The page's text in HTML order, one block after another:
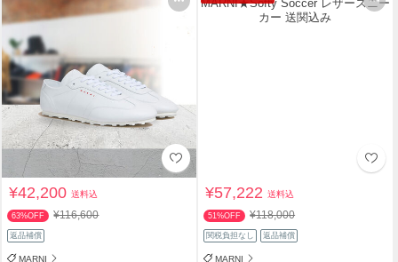
¥42,200送料込
63%OFF ¥116,600
返品補償
MARNI
¥57,222送料込
51%OFF ¥118,000
関税負担なし 返品補償
MARNI